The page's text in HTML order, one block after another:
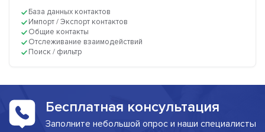
База данных контактов
Импорт / Экспорт контактов
Общие контакты
Отслеживание взаимодействий
Поиск / фильтр
Бесплатная консультация
Заполните небольшой опрос и наши специалисты